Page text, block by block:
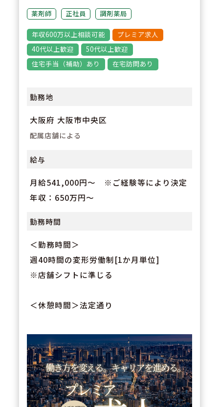
薬剤師 正社員 調剤薬局
年収600万以上相談可能
プレミア求人
40代以上歓迎
50代以上歓迎
住宅手当（補助）あり
在宅訪問あり
勤務地
大阪府 大阪市中央区
配属店舗による
給与
月給541,000円～ ※ご経験等により決定
年収：650万円～
勤務時間
＜勤務時間＞
週40時間の変形労働制[1か月単位]
※店舗シフトに準じる
＜休憩時間＞法定通り